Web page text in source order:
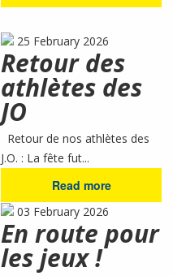
25 February 2026
Retour des
athlètes des
JO
Retour de nos athlètes des
J.O. : La fête fut...
Read more
03 February 2026
En route pour
les jeux !